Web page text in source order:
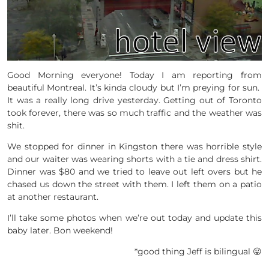
Good Morning everyone! Today I am reporting from
beautiful Montreal. It’s kinda cloudy but I’m preying for sun.
It was a really long drive yesterday. Getting out of Toronto
took forever, there was so much traffic and the weather was
shit.
We stopped for dinner in Kingston there was horrible style
and our waiter was wearing shorts with a tie and dress shirt.
Dinner was $80 and we tried to leave out left overs but he
chased us down the street with them. I left them on a patio
at another restaurant.
I’ll take some photos when we’re out today and update this
baby later. Bon weekend!
*good thing Jeff is bilingual 😛